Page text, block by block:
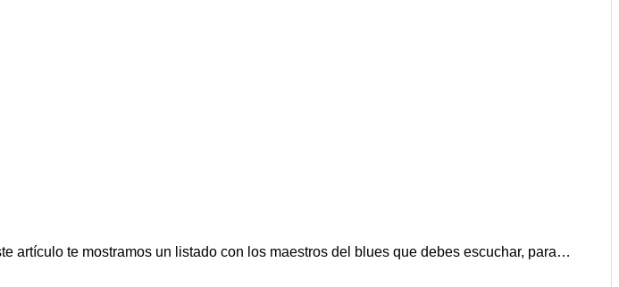
artículo te mostramos un listado con los maestros del blues que debes escuchar, para…